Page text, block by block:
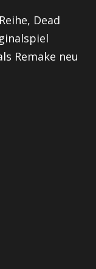
Dead
Remake neu